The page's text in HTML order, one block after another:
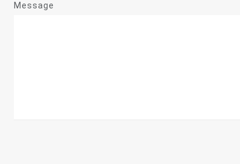
Message